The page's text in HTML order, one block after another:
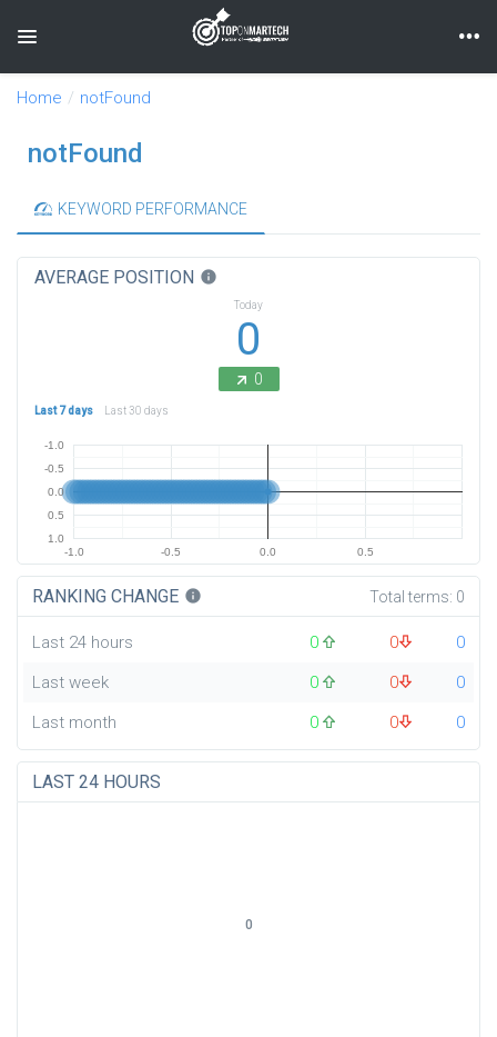
Toggle navigation
Home notFound
notFound
KEYWORD PERFORMANCE
AVERAGE POSITION info
Today
0
0
Last 7 days Last 30 days
-1.0 -0.5 0.0 0.5
-1.0
-0.5
0.0
0.5
1.0
RANKING CHANGE info Total terms: 0
Last 24 hours 0 0
0
Last week
0 0
0
Last month
0 0 0
LAST 24 HOURS
0